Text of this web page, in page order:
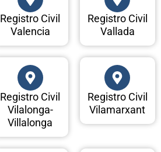
Registro Civil
Valencia
Registro Civil
Vallada
Registro Civil
Vilalonga-
Villalonga
Registro Civil
Vilamarxant